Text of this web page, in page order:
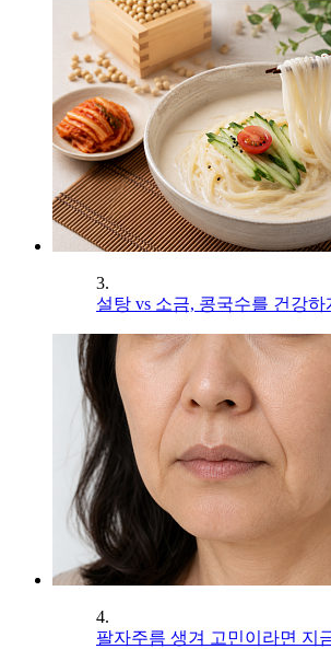
3.
설탕 vs 소금, 콩국수를 건강하
4.
팔자주름 생겨 고민이라면 지